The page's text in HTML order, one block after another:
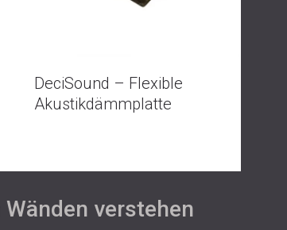
DeciSound – Flexible
Akustikdämmplatte
verstehen